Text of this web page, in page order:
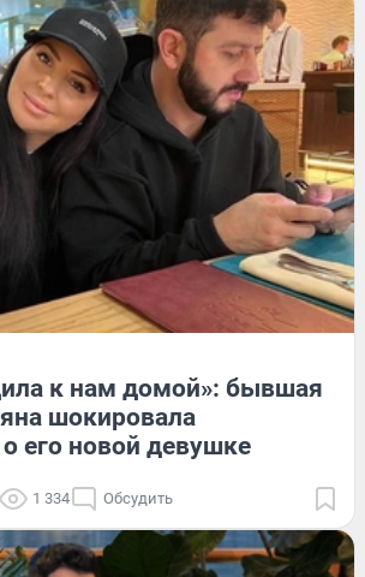
к нам домой»: бывшая
шокировала
его новой девушке
1 334 Обсудить